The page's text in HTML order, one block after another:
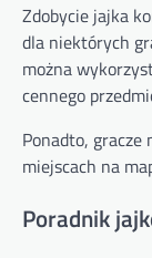
Zdobycie jajka
dla niektórych
można
cennego
Ponadto, gracze
miejscach na
Poradnik